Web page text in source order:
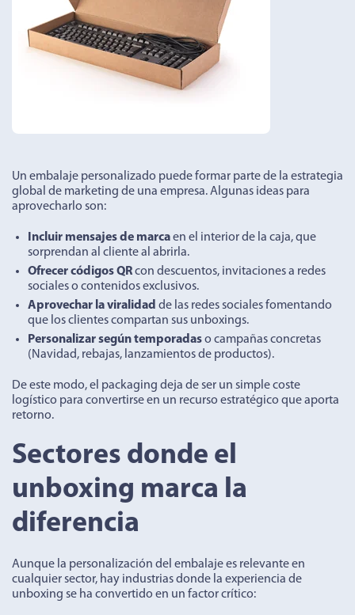
Un embalaje personalizado puede formar parte de la estrategia
global de marketing de una empresa. Algunas ideas para
aprovecharlo son:
Incluir mensajes de marcaen el interior de la caja, que
sorprendan al cliente al abrirla.
Ofrecer códigos QRcon descuentos, invitaciones a redes
sociales o contenidos exclusivos.
Aprovechar la viralidad de las redes sociales fomentando
que los clientes compartan sus unboxings.
Personalizar según temporadaso campañas concretas
(Navidad, rebajas, lanzamientos de productos).
De este modo, el packaging deja de ser un simple coste
logístico para convertirse en un recurso estratégico que aporta
retorno.
Sectores donde el
unboxing marca la
diferencia
Aunque la personalización del embalaje es relevante en
cualquier sector, hay industrias donde la experiencia de
unboxing se ha convertido en un factor crítico: